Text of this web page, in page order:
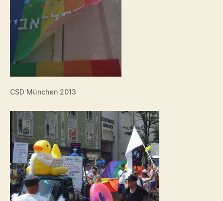
CSD München 2013